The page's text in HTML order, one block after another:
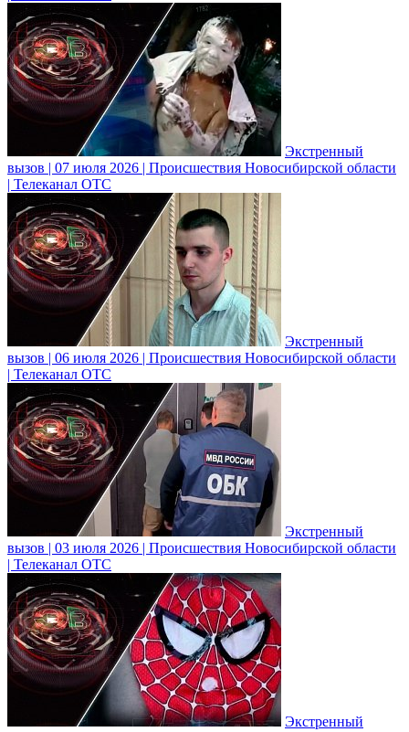
Экстренный
вызов | 07 июля 2026 | Происшествия Новосибирской области
| Телеканал ОТС
Экстренный
вызов | 06 июля 2026 | Происшествия Новосибирской области
| Телеканал ОТС
Экстренный
вызов | 03 июля 2026 | Происшествия Новосибирской области
| Телеканал ОТС
Экстренный